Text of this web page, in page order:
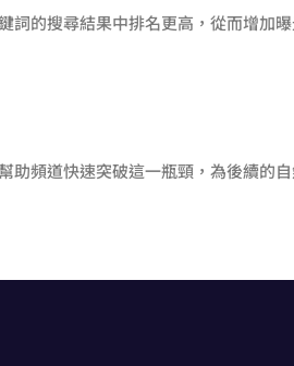
詞的搜尋結果中排名更高，從而增加
助頻道快速突破這一瓶頸，為後續的